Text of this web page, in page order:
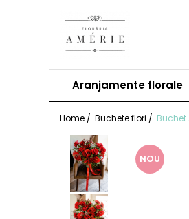
Aranjamente florale
Home / Buchete flori /
NOU